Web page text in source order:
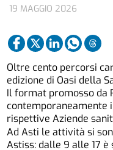
19 MAGGIO 2026
Oltre cento percorsi
edizione di Oasi della
Il format promosso da
contemporaneamente
rispettive Aziende
Ad Asti le attività si
Astiss: dalle 9 alle 17